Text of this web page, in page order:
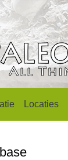
Locaties